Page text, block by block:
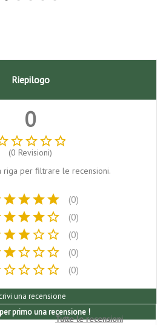
Riepilogo
0
star_borderstar_borderstar_borderstar_border
(0 Revisioni)
riga per filtrare le recensioni.
starstarstarstar
(0)
starstarstarstar_border
(0)
starstarstar_borderstar_border
(0)
starstar_borderstar_borderstar_border
(0)
star_borderstar_borderstar_borderstar_border (0)
una recensione
Tutte le recensioni
primo una recensione !